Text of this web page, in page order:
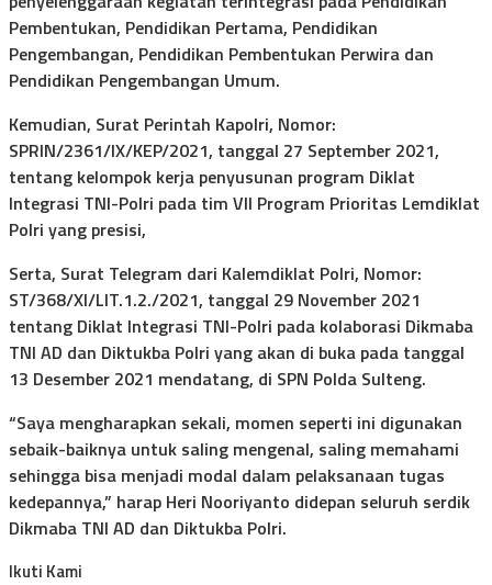
Pembentukan, Pendidikan Pertama, Pendidikan
Pengembangan, Pendidikan Pembentukan Perwira dan
Pendidikan Pengembangan Umum.
Kemudian, Surat Perintah Kapolri, Nomor:
SPRIN/2361/IX/KEP/2021, tanggal 27 September 2021,
tentang kelompok kerja penyusunan program Diklat
Integrasi TNI-Polri pada tim VII Program Prioritas Lemdiklat
Polri yang presisi,
Serta, Surat Telegram dari Kalemdiklat Polri, Nomor:
ST/368/XI/LIT.1.2./2021, tanggal 29 November 2021
tentang Diklat Integrasi TNI-Polri pada kolaborasi Dikmaba
TNI AD dan Diktukba Polri yang akan di buka pada tanggal
13 Desember 2021 mendatang, di SPN Polda Sulteng.
“Saya mengharapkan sekali, momen seperti ini digunakan
sebaik-baiknya untuk saling mengenal, saling memahami
sehingga bisa menjadi modal dalam pelaksanaan tugas
kedepannya,” harap Heri Nooriyanto didepan seluruh serdik
Dikmaba TNI AD dan Diktukba Polri.
Ikuti Kami